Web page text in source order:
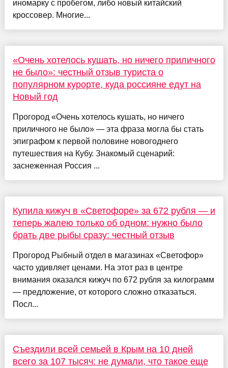
иномарку с пробегом, либо новый китайский
кроссовер. Многие...
«Очень хотелось кушать, но ничего приличного
не было»: честный отзыв туриста о
популярном курорте, куда россияне едут на
Новый год
Прогород «Очень хотелось кушать, но ничего
приличного не было» — эта фраза могла бы стать
эпиграфом к первой половине новогоднего
путешествия на Кубу. Знакомый сценарий:
заснеженная Россия ...
Купила кижуч в «Светофоре» за 672 рубля — и
теперь жалею только об одном: нужно было
брать две рыбы сразу: честный отзыв
Прогород Рыбный отдел в магазинах «Светофор»
часто удивляет ценами. На этот раз в центре
внимания оказался кижуч по 672 рубля за килограмм
— предложение, от которого сложно отказаться.
Посл...
Съездили всей семьей в Крым на 10 дней
всего за 107 тысяч: не думали, что такое еще